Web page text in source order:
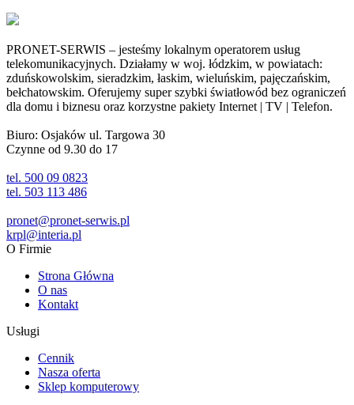
PRONET-SERWIS – jesteśmy lokalnym operatorem usług
telekomunikacyjnych. Działamy w woj. łódzkim, w powiatach:
zduńskowolskim, sieradzkim, łaskim, wieluńskim, pajęczańskim,
bełchatowskim. Oferujemy super szybki światłowód bez ograniczeń
dla domu i biznesu oraz korzystne pakiety Internet | TV | Telefon.
Biuro: Osjaków ul. Targowa 30
Czynne od 9.30 do 17
tel. 500 09 0823
tel. 503 113 486
pronet@pronet-serwis.pl
krpl@interia.pl
O Firmie
Strona Główna
O nas
Kontakt
Usługi
Cennik
Nasza oferta
Sklep komputerowy